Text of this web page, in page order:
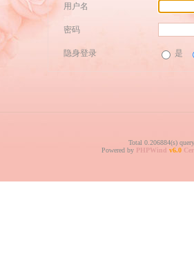
用户名
密码
隐身登录 是
Total 0.206884(s)
Powered by PHPWind v6.0